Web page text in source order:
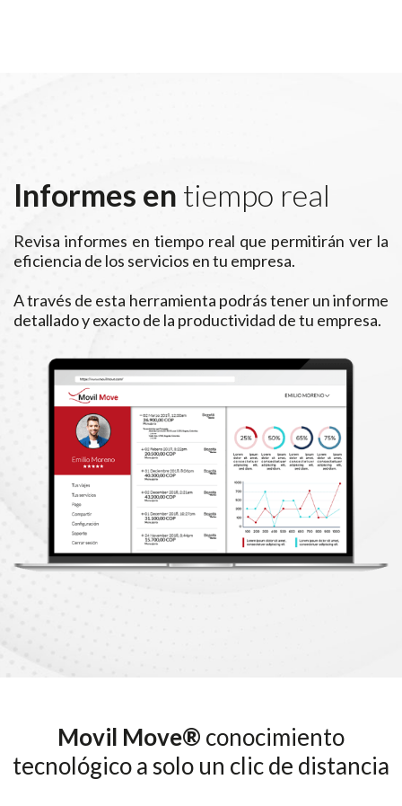
Informes en tiempo real
Revisa informes en tiempo real que permitirán ver la
eficiencia de los servicios en tu empresa.
A través de esta herramienta podrás tener un informe
detallado y exacto de la productividad de tu empresa.
Movil Move® conocimiento
tecnológico a solo un clic de distancia